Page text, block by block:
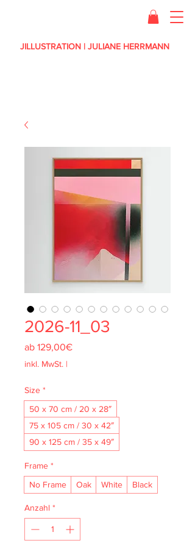
JILLUSTRATION | JULIANE HERRMANN
2026-11_03
ab 129,00€Sale-
inkl. MwSt. |
Size *
50 x 70 cm / 20 x 28″
75 x 105 cm / 30 x 42″
90 x 125 cm / 35 x 49″
Frame *
No Frame
Oak White Black
Anzahl *